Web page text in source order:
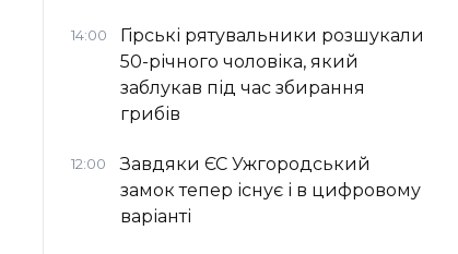
14:00
Гірські рятувальники розшукали
50-річного чоловіка, який
заблукав під час збирання
грибів
12:00
Завдяки ЄС Ужгородський
замок тепер існує і в цифровому
варіанті